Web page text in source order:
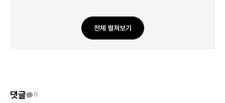
또 쉽게 지친다는 느낌은 “약해서”라기보다, 지금까지 많은 에너지를
민들레31님의 마음이 조금 더 가벼워지고, 자신을 덜 힘들게 바라볼 수
전체 펼쳐보기
댓글 0